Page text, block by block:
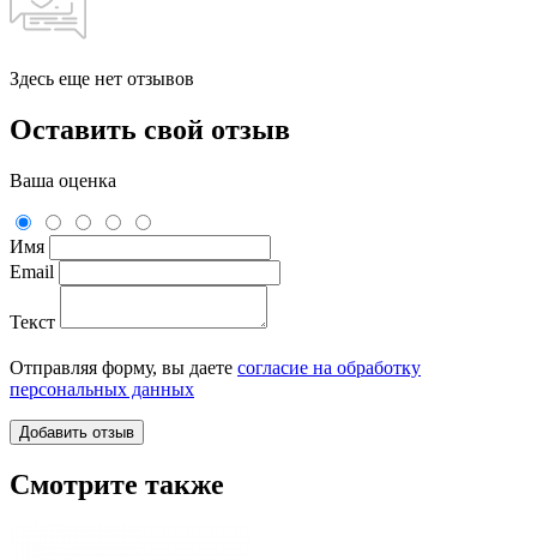
Здесь еще нет отзывов
Оставить свой отзыв
Ваша оценка
Имя
Email
Текст
Отправляя форму, вы даете согласие на обработку
персональных данных
Смотрите также